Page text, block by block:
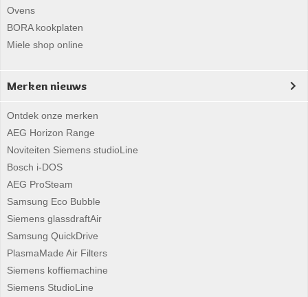
Ovens
BORA kookplaten
Miele shop online
Merken nieuws
Ontdek onze merken
AEG Horizon Range
Noviteiten Siemens studioLine
Bosch i-DOS
AEG ProSteam
Samsung Eco Bubble
Siemens glassdraftAir
Samsung QuickDrive
PlasmaMade Air Filters
Siemens koffiemachine
Siemens StudioLine